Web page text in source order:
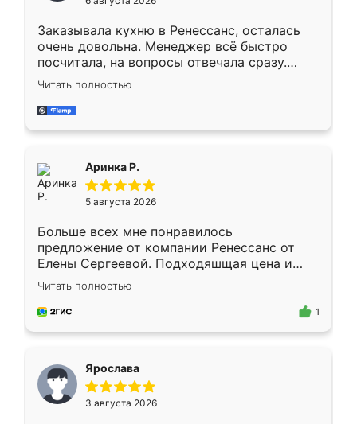
мебели буду заказывать только здесь.
Заказывала кухню в Ренессанс, осталась
очень довольна. Менеджер всё быстро
посчитала, на вопросы отвечала сразу.
Замерщик приехал в субботу, подошёл к
делу со всей ответственностью. Собрали
за день, ребята работали аккуратно, даже
Читать полностью
Аринка Р.
5 августа 2026
Больше всех мне понравилось
предложение от компании Ренессанс от
Елены Сергеевой. Подходяшщая цена и
короткие сроки изготовления. Приехавший
для замера сотрудник Владислав
предложил по моему эскизу самый
Читать полностью
1
Ярослава
3 августа 2026